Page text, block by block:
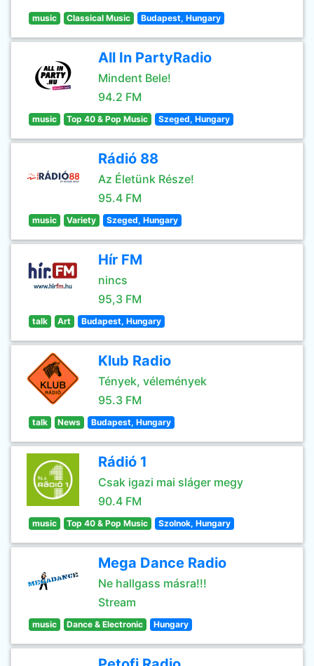
music Classical Music Budapest, Hungary
All In PartyRadio
Mindent Bele!
94.2 FM
music Top 40 & Pop Music Szeged, Hungary
Rádió 88
Az Életünk Része!
95.4 FM
music Variety Szeged, Hungary
Hír FM
nincs
95,3 FM
talk Art Budapest, Hungary
Klub Radio
Tények, vélemények
95.3 FM
talk News Budapest, Hungary
Rádió 1
Csak igazi mai sláger megy
90.4 FM
music Top 40 & Pop Music Szolnok, Hungary
Mega Dance Radio
Ne hallgass másra!!!
Stream
music Dance & Electronic Hungary